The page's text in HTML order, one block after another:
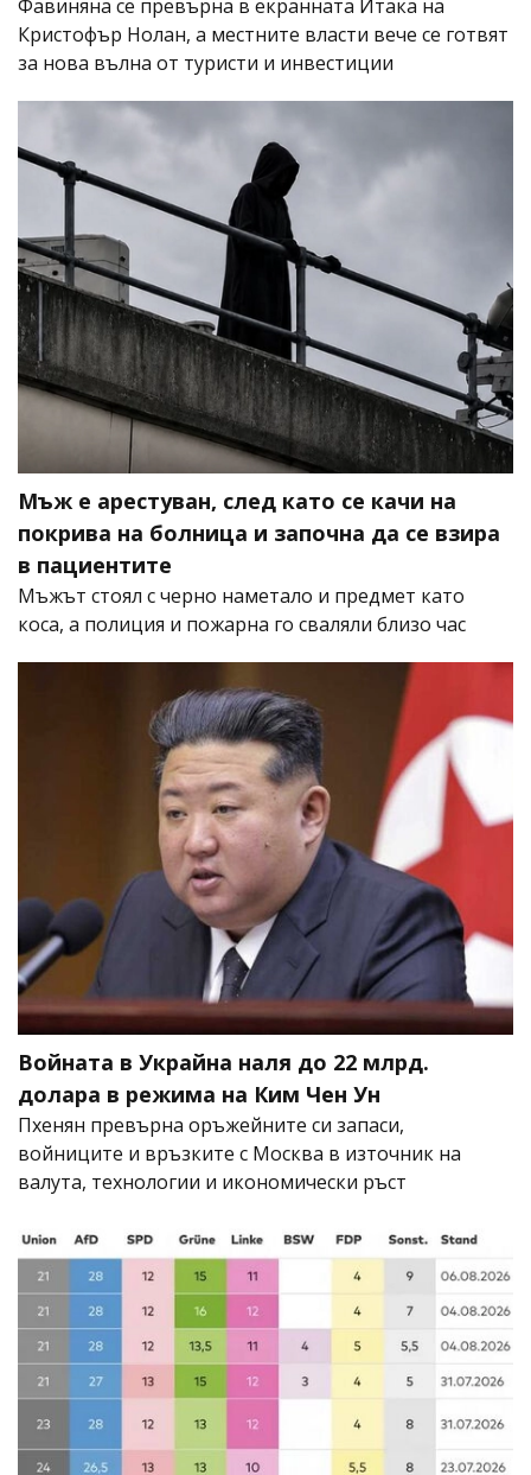
Фавиняна се превърна в екранната Итака на
Кристофър Нолан, а местните власти вече се готвят
за нова вълна от туристи и инвестиции
Мъж е арестуван, след като се качи на
покрива на болница и започна да се взира
в пациентите
Мъжът стоял с черно наметало и предмет като
коса, а полиция и пожарна го сваляли близо час
Войната в Украйна наля до 22 млрд.
долара в режима на Ким Чен Ун
Пхенян превърна оръжейните си запаси,
войниците и връзките с Москва в източник на
валута, технологии и икономически ръст